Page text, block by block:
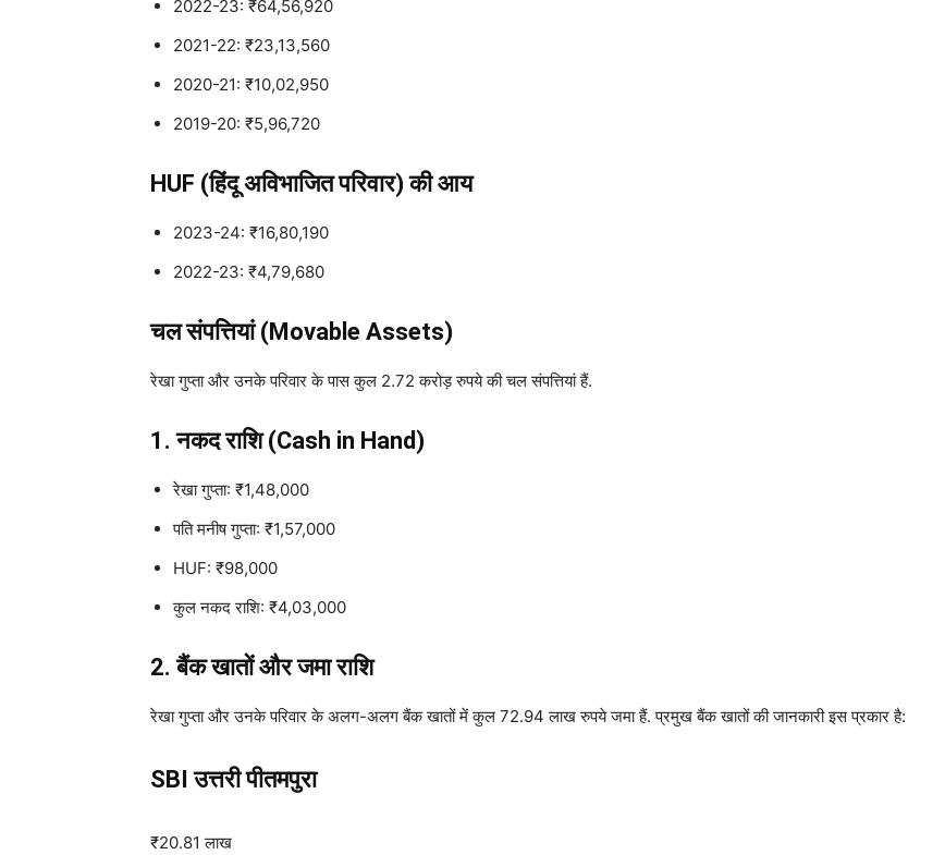
2022-23: ₹64,56,920
2021-22: ₹23,13,560
2020-21: ₹10,02,950
2019-20: ₹5,96,720
HUF (हिंदू अविभाजित परिवार) की आय
2023-24: ₹16,80,190
2022-23: ₹4,79,680
चल संपत्तियां (Movable Assets)
रेखा गुप्ता और उनके परिवार के पास कुल 2.72 करोड़ रुपये की चल संपत्तियां हैं.
1. नकद राशि (Cash in Hand)
रेखा गुप्ता: ₹1,48,000
पति मनीष गुप्ता: ₹1,57,000
HUF: ₹98,000
कुल नकद राशि: ₹4,03,000
2. बैंक खातों और जमा राशि
रेखा गुप्ता और उनके परिवार के अलग-अलग बैंक खातों में कुल 72.94 लाख रुपये जमा हैं. प्रमुख बैंक खातों की जानकारी इस प्रकार है:
SBI उत्तरी पीतमपुरा
₹20.81 लाख